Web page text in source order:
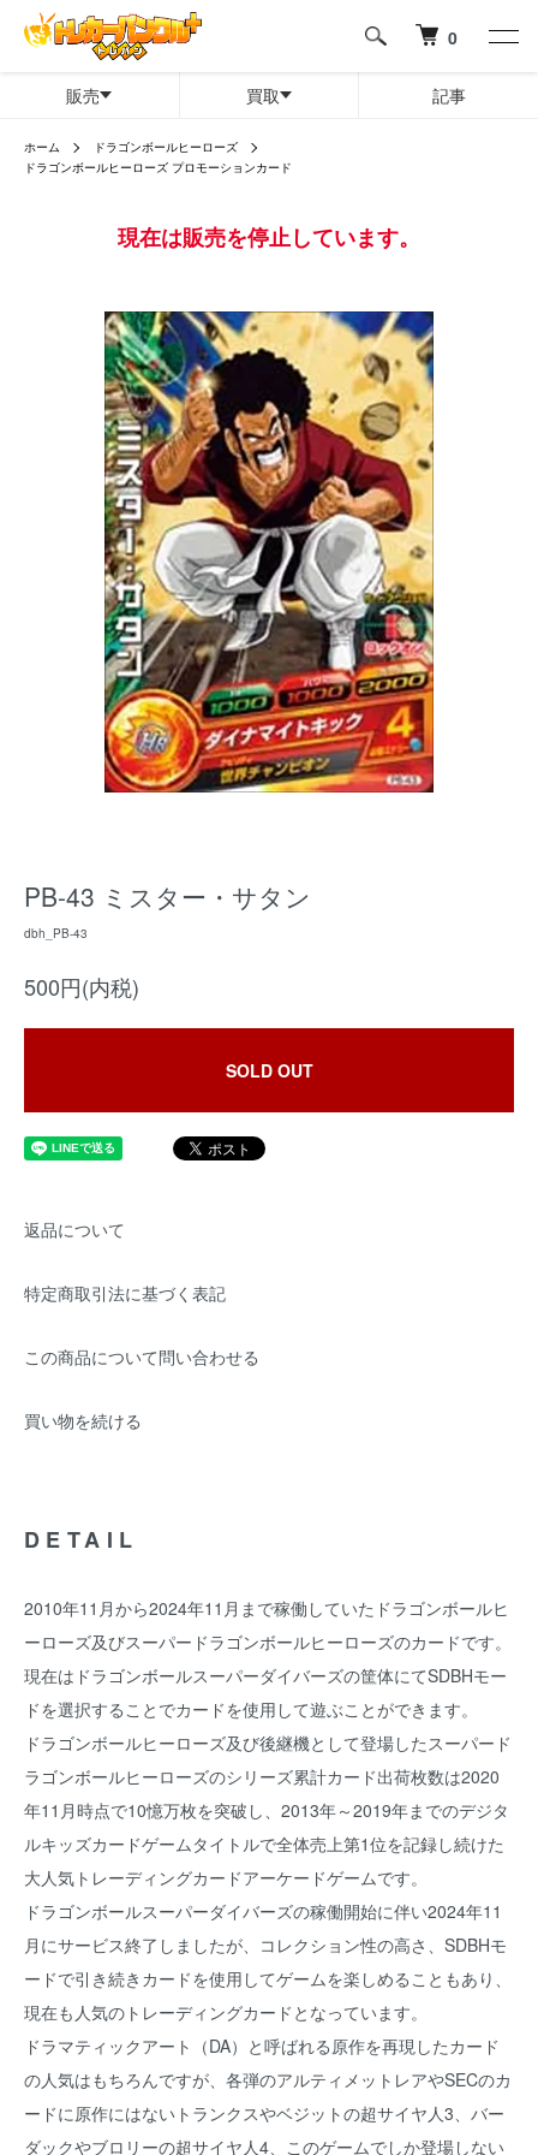
0
販売 買取 記事
ホーム
ドラゴンボールヒーローズ
ドラゴンボールヒーローズ プロモーションカード
現在は販売を停止しています。
PB-43 ミスター・サタン
dbh_PB-43
500円(内税)
SOLD OUT
返品について
特定商取引法に基づく表記
この商品について問い合わせる
買い物を続ける
DETAIL
2010年11月から2024年11月まで稼働していたドラゴンボールヒ
ーローズ及びスーパードラゴンボールヒーローズのカードです。
現在はドラゴンボールスーパーダイバーズの筐体にてSDBHモー
ドを選択することでカードを使用して遊ぶことができます。
ドラゴンボールヒーローズ及び後継機として登場したスーパード
ラゴンボールヒーローズのシリーズ累計カード出荷枚数は2020
年11月時点で10憶万枚を突破し、2013年～2019年までのデジタ
ルキッズカードゲームタイトルで全体売上第1位を記録し続けた
大人気トレーディングカードアーケードゲームです。
ドラゴンボールスーパーダイバーズの稼働開始に伴い2024年11
月にサービス終了しましたが、コレクション性の高さ、SDBHモ
ードで引き続きカードを使用してゲームを楽しめることもあり、
現在も人気のトレーディングカードとなっています。
ドラマティックアート（DA）と呼ばれる原作を再現したカード
の人気はもちろんですが、各弾のアルティメットレアやSECのカ
ードに原作にはないトランクスやベジットの超サイヤ人3、バー
ダックやブロリーの超サイヤ人4、このゲームでしか登場しない